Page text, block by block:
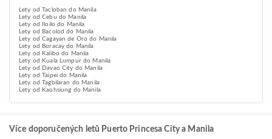
Lety od Tacloban do Manila
Lety od Cebu do Manila
Lety od Iloilo do Manila
Lety od Bacolod do Manila
Lety od Cagayan de Oro do Manila
Lety od Boracay do Manila
Lety od Kalibo do Manila
Lety od Kuala Lumpur do Manila
Lety od Davao City do Manila
Lety od Taipei do Manila
Lety od Tagbilaran do Manila
Lety od Kaohsiung do Manila
Více doporučených letů Puerto Princesa City a Manila